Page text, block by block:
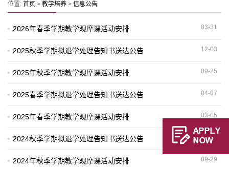
位置: 首页 > 教学培养 > 信息公告
2026年春季学期教学观摩课活动安排 03-31
2025秋季学期拟退学处理告知书送达公告 12-03
2025年秋季学期教学观摩课活动安排 09-25
2025春季学期拟退学处理告知书送达公告 04-07
2025年春季学期教学观摩课活动安排 03-05
2024秋季学期拟退学处理告知书送达公告 12-31
2024年秋季学期教学观摩课活动安排 09-29